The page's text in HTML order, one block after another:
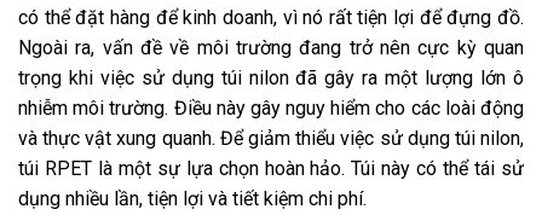
có thể đặt hàng để kinh doanh, vì nó rất tiện lợi để đựng đồ.
Ngoài ra, vấn đề về môi trường đang trở nên cực kỳ quan
trọng khi việc sử dụng túi nilon đã gây ra một lượng lớn ô
nhiễm môi trường. Điều này gây nguy hiểm cho các loài động
và thực vật xung quanh. Để giảm thiểu việc sử dụng túi nilon,
túi RPET là một sự lựa chọn hoàn hảo. Túi này có thể tái sử
dụng nhiều lần, tiện lợi và tiết kiệm chi phí.